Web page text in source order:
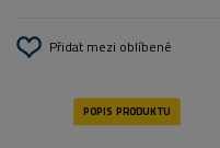
Přidat mezi oblíbené